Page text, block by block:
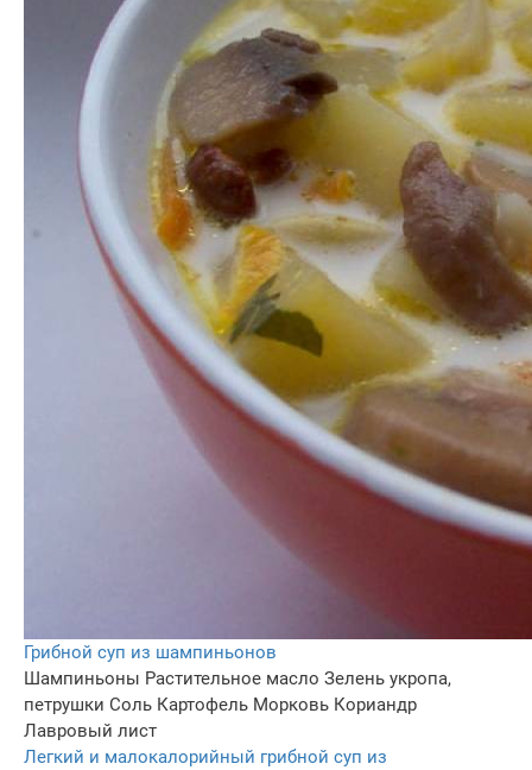
Грибной суп из шампиньонов
Шампиньоны Растительное масло Зелень укропа,
петрушки Соль Картофель Морковь Кориандр
Лавровый лист
Легкий и малокалорийный грибной суп из